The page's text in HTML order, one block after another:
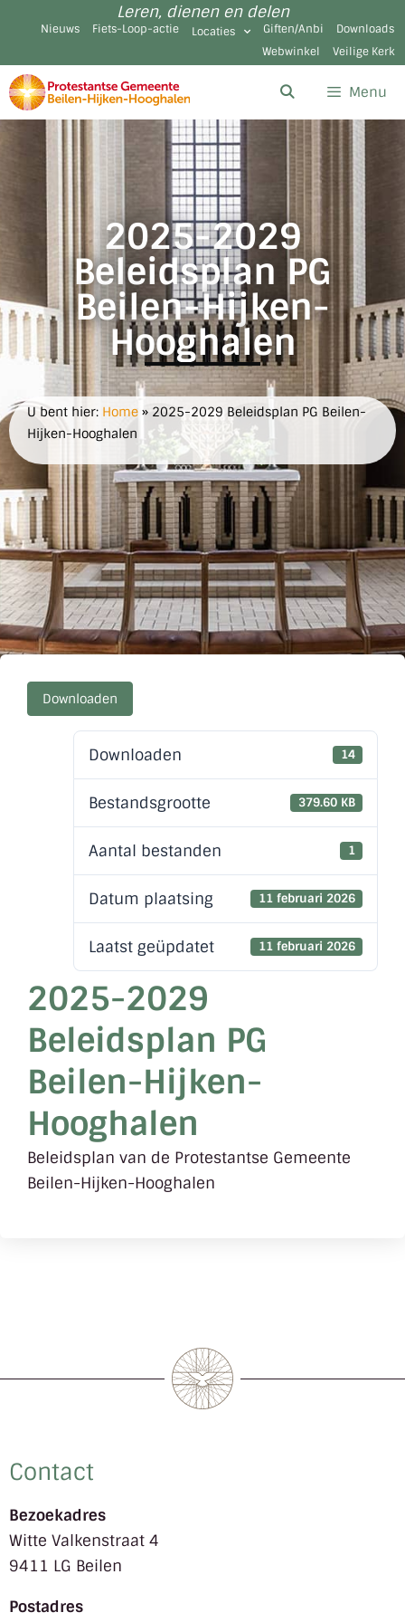
Leren, dienen en delen
Nieuws Fiets-Loop-actie Locaties Giften/Anbi
Downloads
Webwinkel
Veilige Kerk
Menu
2025-2029
Beleidsplan PG
Beilen-Hijken-
Hooghalen
U bent hier: Home » 2025-2029 Beleidsplan PG Beilen-
Hijken-Hooghalen
Downloaden
Downloaden 14
Bestandsgrootte 379.60 KB
Aantal bestanden 1
Datum plaatsing 11 februari 2026
Laatst geüpdatet 11 februari 2026
2025-2029
Beleidsplan PG
Beilen-Hijken-
Hooghalen
Beleidsplan van de Protestantse Gemeente
Beilen-Hijken-Hooghalen
Contact
Bezoekadres
Witte Valkenstraat 4
9411 LG Beilen
Postadres